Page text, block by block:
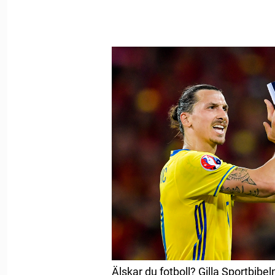
Älskar du fotboll? Gilla